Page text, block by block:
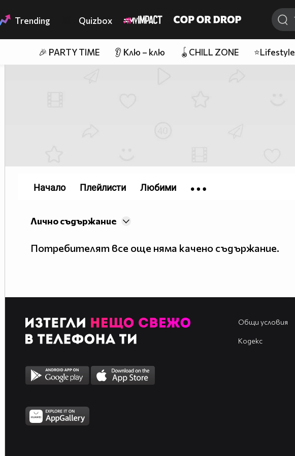
Trending Quizbox
🎉 PARTY TIME 👂 Клю – клю 🪀CHILL ZONE ⭐Lifestyle
Лично съдържание
Потребителят все още няма качено съдържание.
Начало Плейлисти Любими
Общи условия
Кодекс